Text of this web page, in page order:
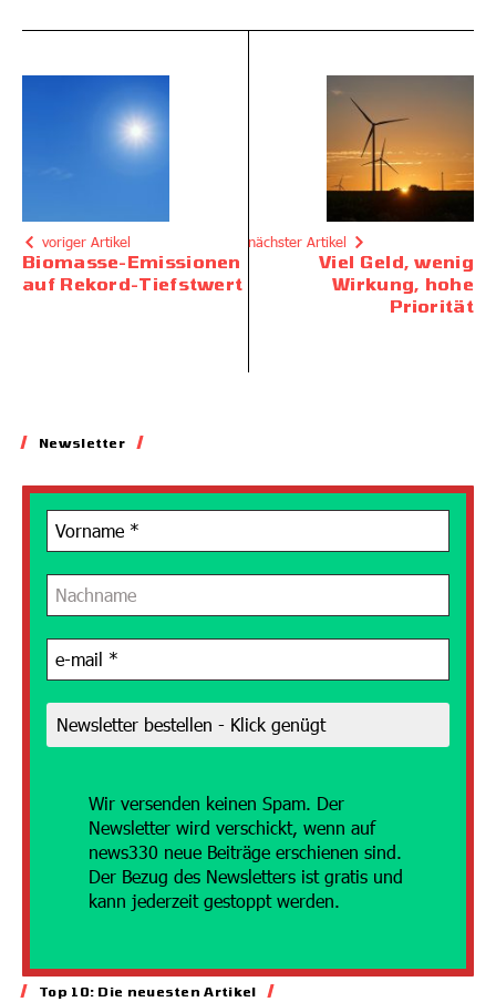
voriger Artikel
Biomasse-Emissionen
auf Rekord-Tiefstwert
nächster Artikel
Viel Geld, wenig
Wirkung, hohe
Priorität
Newsletter
Wir versenden keinen Spam. Der
Newsletter wird verschickt, wenn auf
news330 neue Beiträge erschienen sind.
Der Bezug des Newsletters ist gratis und
kann jederzeit gestoppt werden.
Top 10: Die neuesten Artikel